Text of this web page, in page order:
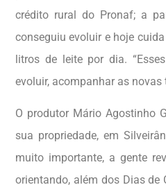
crédito rural do Pronaf; a
conseguiu evoluir e hoje
litros de leite por dia.
evoluir, acompanhar as
O produtor Mário Agostinho
sua propriedade, em
muito importante, a gente
orientando, além dos Dias de